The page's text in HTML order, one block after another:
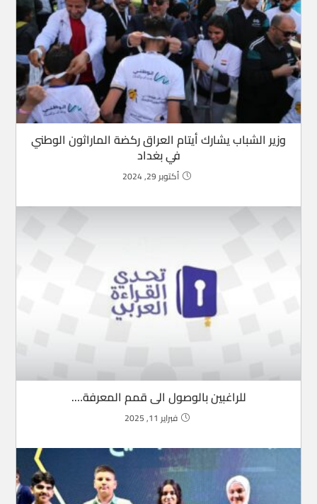
وزير الشباب يشارك أيتام العراق ركضة الماراثون الوطني
في بغداد
أكتوبر 29, 2024
للراغبين بالوصول الى قمم المعرفة….
فبراير 11, 2025